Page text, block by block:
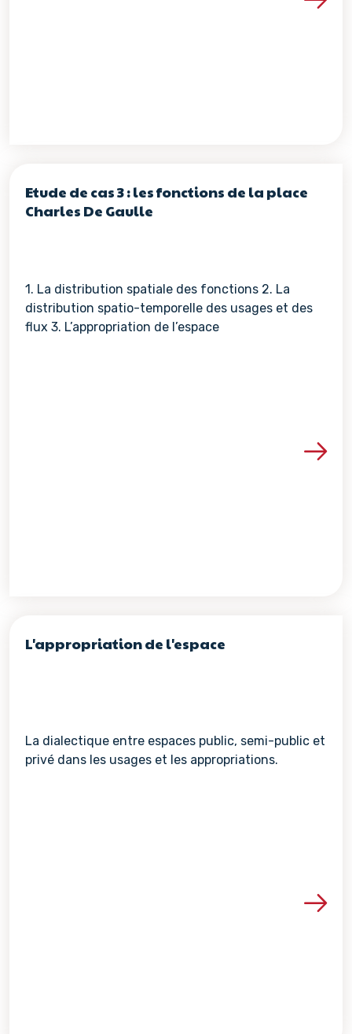
Voir les détails de la
Etude de cas 3 : les fonctions de la place
Charles De Gaulle
1. La distribution spatiale des fonctions 2. La
distribution spatio-temporelle des usages et des
flux 3. L’appropriation de l’espace
Voir les détails de la
L'appropriation de l'espace
La dialectique entre espaces public, semi-public et
privé dans les usages et les appropriations.
Voir les détails de la